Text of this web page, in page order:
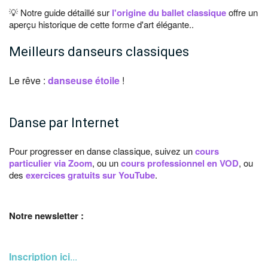
💡 Notre guide détaillé sur l'origine du ballet classiqueoffre un
aperçu historique de cette forme d'art élégante..
Meilleurs danseurs classiques
Le rêve : danseuse étoile !
Danse par Internet
Pour progresser en danse classique, suivez uncours
particulier via Zoom, ou uncours professionnel en VOD, ou
des exercices gratuits sur YouTube.
Notre newsletter :
Inscription ici...